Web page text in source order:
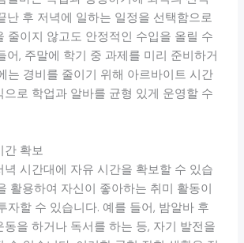
난 후 저녁에 일하는 일정을 선택함으로
줄이지 않고도 안정적인 수입을 올릴 수
어, 주말에 학기 중 과제를 미리 준비하거
는 경비를 줄이기 위해 아르바이트 시간
으로 학업과 알바를 균형 있게 운영할 수
간 확보
녁 시간대에 자유 시간을 확보할 수 있습
활용하여 자신이 좋아하는 취미 활동이
자할 수 있습니다. 예를 들어, 밤알바 후
동을 하거나 독서를 하는 등, 자기 발전을